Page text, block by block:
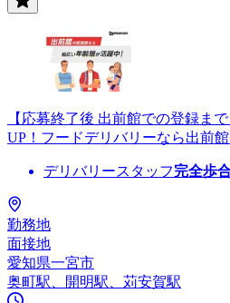
【応募終了後 出前館での登録ま
UP！フードデリバリーなら出前館
デリバリースタッフ完全歩
勤務地
面接地
愛知県一宮市
奥町駅、開明駅、苅安賀駅